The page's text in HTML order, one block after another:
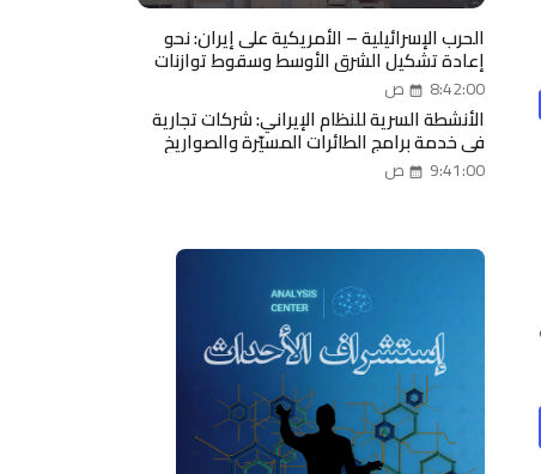
الحرب الإسرائيلية – الأمريكية على إيران: نحو
إعادة تشكيل الشرق الأوسط وسقوط توازنات
النظام الإيراني مدخل: حرب تتجاوز حدود الضربات
العسكرية
8:42:00 ص
الأنشطة السرية للنظام الإيراني: شركات تجارية
في خدمة برامج الطائرات المسيّرة والصواريخ
9:41:00 ص